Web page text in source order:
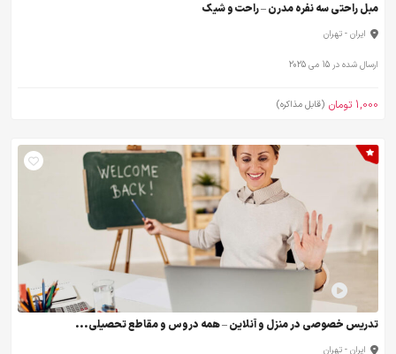
مبل راحتی سه نفره مدرن – راحت و شیک
ایران - تهران
ارسال شده در 15 می 2025
1,000 تومان (قابل مذاکره)
تدریس خصوصی در منزل و آنلاین – همه دروس و مقاطع تحصیلی...
ایران - تهران